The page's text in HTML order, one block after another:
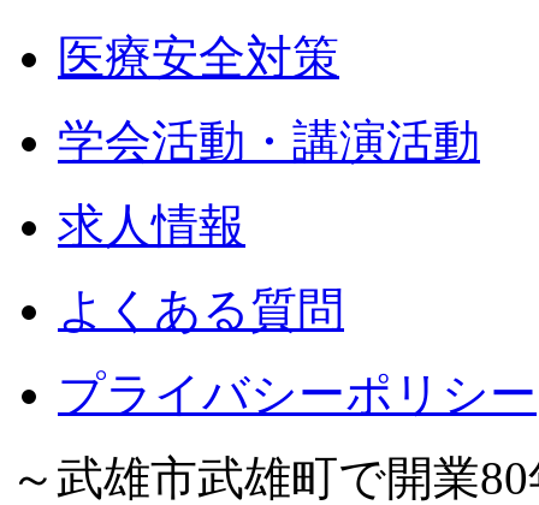
医療安全対策
学会活動・講演活動
求人情報
よくある質問
プライバシーポリシー
～武雄市武雄町で開業